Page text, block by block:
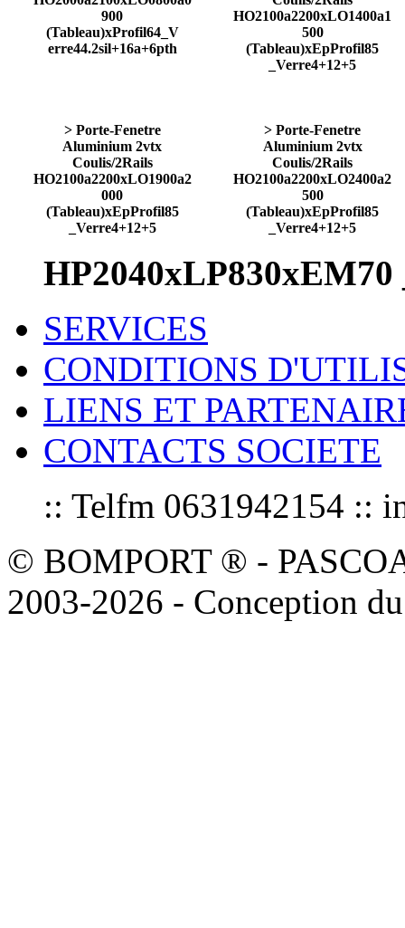
900
(Tableau)xProfil64_V
erre44.2sil+16a+6pth
HO2100a2200xLO1400a1
500
(Tableau)xEpProfil85
_Verre4+12+5
> Porte-Fenetre
Aluminium 2vtx
Coulis/2Rails
HO2100a2200xLO1900a2
000
(Tableau)xEpProfil85
_Verre4+12+5
> Porte-Fenetre
Aluminium 2vtx
Coulis/2Rails
HO2100a2200xLO2400a2
500
(Tableau)xEpProfil85
_Verre4+12+5
HP2040xLP830xEM70
SERVICES
CONDITIONS
LIENS ET
CONTACTS SOCIETE
:: Telfm 0631942154 ::
© BOMPORT ® -
2003-2026 - Conception